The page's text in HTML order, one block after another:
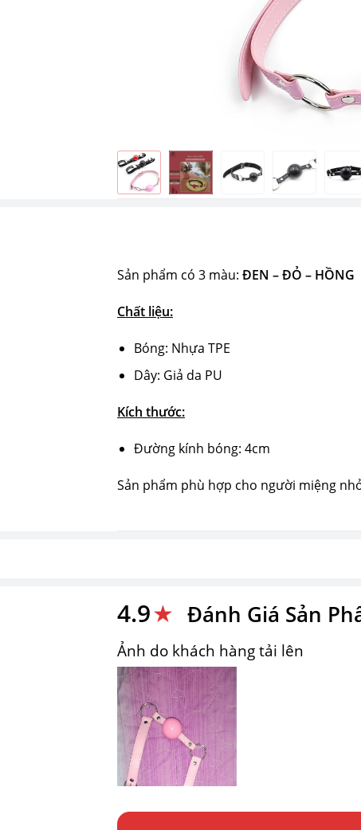
Sản phẩm có 3 màu: ĐEN – ĐỎ – HỒNG
Chất liệu:
Bóng: Nhựa TPE
Dây: Giả da PU
Kích thước:
Đường kính bóng: 4cm
Sản phẩm phù hợp cho người miệng
4.9★ Đánh Giá Sản
Ảnh do khách hàng tải lên